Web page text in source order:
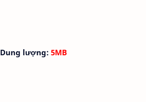
Dung lượng: 5MB